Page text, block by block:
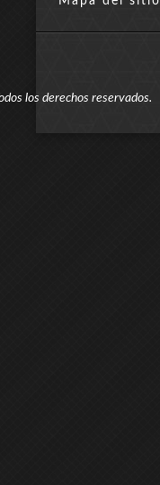
los derechos reservados.